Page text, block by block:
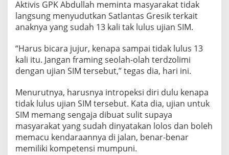
I
M
,
P
K
:
D
m
i
K
e
s
e
l
Aktivis GPK Abdullah meminta masyarakat tidak
langsung menyudutkan Satlantas Gresik terkait
anaknya yang sudah 13 kali tak lulus ujian SIM.
“Harus bicara jujur, kenapa sampai tidak lulus 13
kali itu. Jangan framing seolah-olah terdzolimi
dengan ujian SIM tersebut,” tegas dia, hari ini.
Menurutnya, harusnya intropeksi diri dulu kenapa
tidak lulus ujian SIM tersebut. Kata dia, ujian untuk
SIM memang sengaja dibuat sulit supaya
masyarakat yang sudah dinyatakan lolos dan boleh
memacu kendaraannya di jalan, benar-benar
memiliki kompetensi mumpuni.